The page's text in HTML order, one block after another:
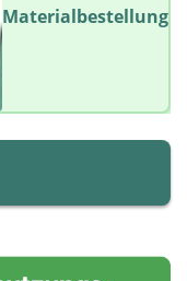
Materialbestellung